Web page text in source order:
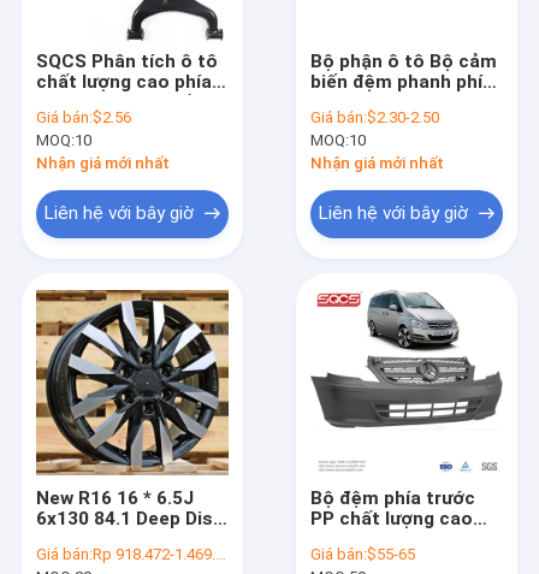
SQCS Phân tích ô tô
chất lượng cao phía
khiển dưới bên trái OE
9013301607
Giá bán:$2.56
MOQ:10
Nhận giá mới nhất
Liên hệ với bây giờ
Bộ phận ô tô Bộ cảm
biến đệm phanh phía
W639 906 540 14 17
9065401417
Giá bán:$2.30-2.50
MOQ:10
Nhận giá mới nhất
Liên hệ với bây giờ
New R16 16 * 6.5J
6x130 84.1 Deep Dish
Wheels với bảo hành
Giá bán:Rp 918.472-1.469.555
Bộ đệm phía trước
PP chất lượng cao
W639 Viano Body Kit
Giá bán:$55-65